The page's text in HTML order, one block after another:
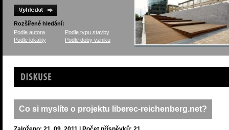
Rozšířené hledání:
Podle autora
Podle typu stavby
Podle lokality
Podle doby vzniku
Diskuse
Co si myslíte o projektu liberec-reichenberg.net?